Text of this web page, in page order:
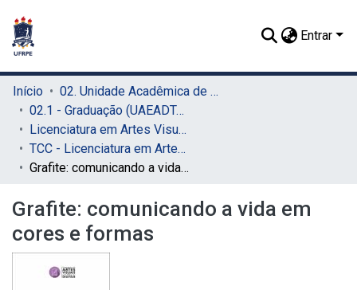
Entrar
Início
02. Unidade Acadêmica de Educação a Distância e Tecnologia (UAEADTec)
02.1 - Graduação (UAEADTec)
Licenciatura em Artes Visuais (UAEADTec)
TCC - Licenciatura em Artes Visuais (UAEADTec)
Grafite: comunicando a vida em cores e formas
Grafite: comunicando a vida em
cores e formas